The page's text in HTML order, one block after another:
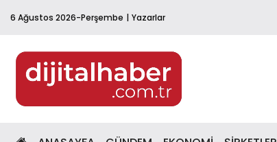
6 Ağustos 2026-Perşembe Yazarlar